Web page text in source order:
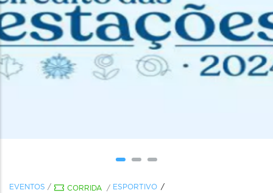
EVENTOS / CORRIDA / ESPORTIVO